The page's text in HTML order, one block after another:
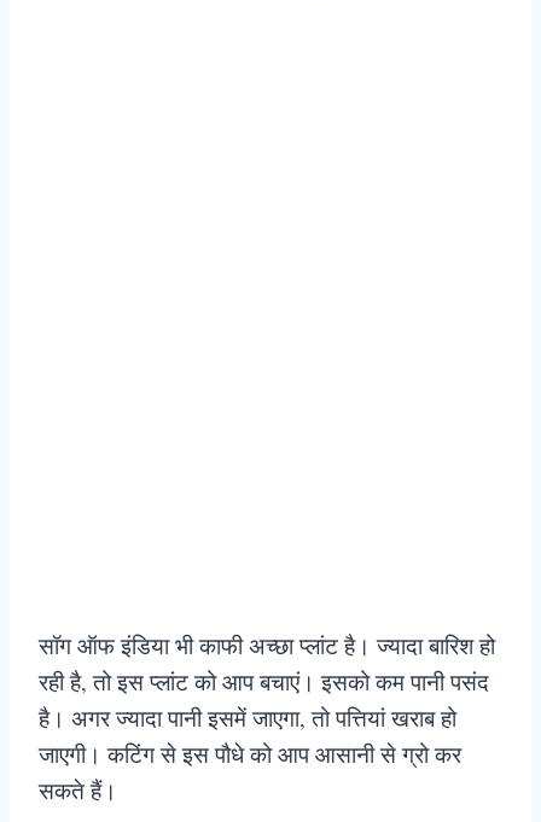
सॉग ऑफ इंडिया भी काफी अच्छा प्लांट है। ज्यादा बारिश हो
रही है, तो इस प्लांट को आप बचाएं। इसको कम पानी पसंद
है। अगर ज्यादा पानी इसमें जाएगा, तो पत्तियां खराब हो
जाएगी। कटिंग से इस पौधे को आप आसानी से ग्रो कर
सकते हैं।